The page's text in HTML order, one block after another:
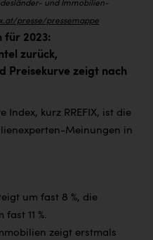
und Immobilien-
presse/pressemappe
für 2023:
zurück,
Preisekurve zeigt nach
Index, kurz RREFIX, ist die
Meinungen in
um fast 8 %, die
11 %.
zeigt erstmals